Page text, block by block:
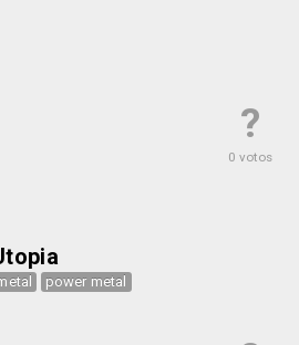
?
0 votos
power metal